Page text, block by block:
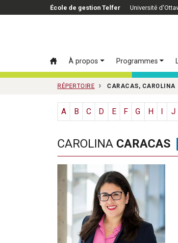
Passer au contenu principal
École de gestion Telfer Université
À propos Programmes
RÉPERTOIRE CARACAS, CAROLINA
A B C D E F G H J
CAROLINA CARACAS